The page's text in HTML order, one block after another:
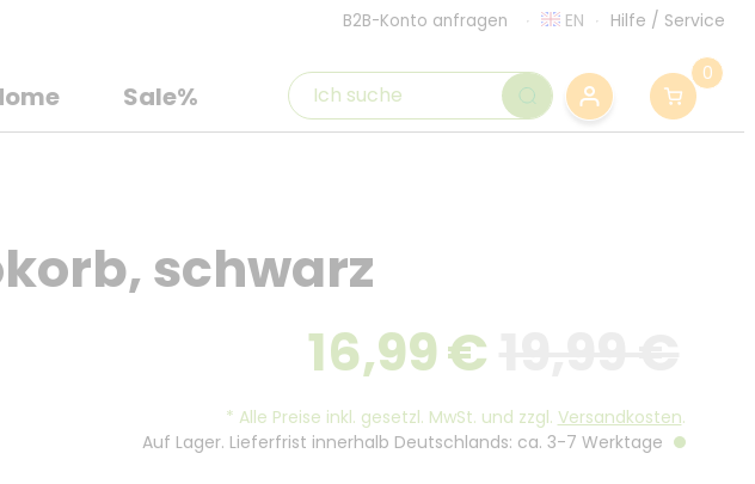
B2B-Konto anfragen EN Hilfe / Service
Sale%
0
schwarz
16,99€
* Alle Preise inkl. gesetzl. MwSt. und zzgl. Versandkosten.
Auf Lager. Lieferfrist innerhalb Deutschlands: ca. 3-7 Werktage